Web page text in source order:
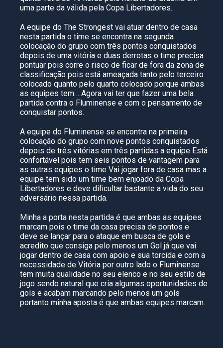
uma parte da válida pela Copa Libertadores.
A equipe do The Strongest vai atuar dentro de casa
nesta partida o time se encontra na segunda
colocação do grupo com três pontos conquistados
depois de uma vitória e duas derrotas o time precisa
pontuar pois corre o risco de ficar de fora da zona de
classificação pois está ameaçada tanto pelo terceiro
colocado quanto pelo quarto colocado porque ambas
as equipes tem… Agora vai ter que fazer uma bela
partida contra o Fluminense e com o pensamento de
conquistar pontos.
A equipe do Fluminense se encontra na primeira
colocação do grupo com nove pontos conquistados
depois de três vitórias em três partidas a equipe Está
confortável pois tem seis pontos de vantagem para
as outras equipes o time Vai jogar fora de casa mas a
equipe tem sido um time bem enjoado da Copa
Libertadores e deve dificultar bastante a vida do seu
adversário nessa partida.
Minha a porta nesta partida é que ambas as equipes
marcam pois o time da casa precisa de pontos e
deve se lançar para o ataque em busca de gols e
acredito que consiga pelo menos um Gol já que vai
jogar dentro de casa com apoio e sua torcida e com a
necessidade de Vitória por outro lado o Fluminense
tem muita qualidade no seu elenco e no seu estilo de
jogo sendo natural que cria algumas oportunidades de
gols e acabam marcando pelo menos um gols
portanto minha aposta é que ambas equipes marcam.